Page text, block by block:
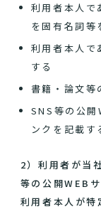
利用者本人で
を固有名詞等
利用者本人で
する
書籍・論文等
SNS等の公開
ンクを記載す
2）利用者が当
等の公開WEB
利用者本人が特